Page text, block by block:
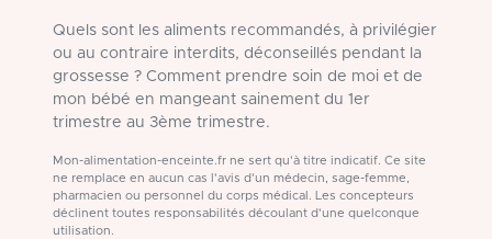
Quels sont les aliments recommandés, à privilégier
ou au contraire interdits, déconseillés pendant la
grossesse ? Comment prendre soin de moi et de
mon bébé en mangeant sainement du 1er
trimestre au 3ème trimestre.
Mon-alimentation-enceinte.fr ne sert qu'à titre indicatif. Ce site
ne remplace en aucun cas l'avis d'un médecin, sage-femme,
pharmacien ou personnel du corps médical. Les concepteurs
déclinent toutes responsabilités découlant d'une quelconque
utilisation.